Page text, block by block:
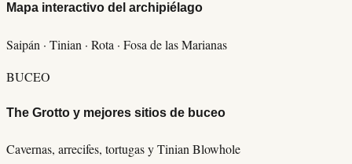
Mapa interactivo del archipiélago
Saipán · Tinian · Rota · Fosa de las Marianas
BUCEO
The Grotto y mejores sitios de buceo
Cavernas, arrecifes, tortugas y Tinian Blowhole